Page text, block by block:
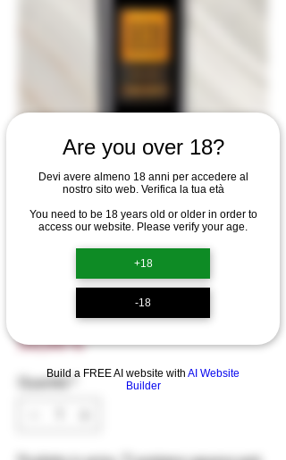
Are you over 18?
Devi avere almeno 18 anni per accedere al
nostro sito web. Verifica la tua età
You need to be 18 years old or older in order to
access our website. Please verify your age.
+18
-18
Build a FREE AI website with AI Website
Builder
SKU: 0090
Isola dei Nuraghi
IGT "Archeo" 75cl
35,00 €Prezzo
Quantità *